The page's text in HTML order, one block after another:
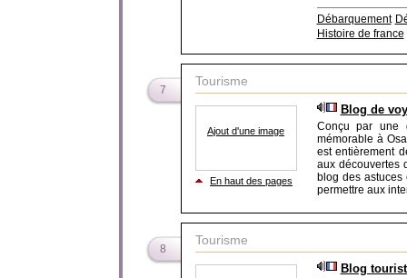
Débarquement
Histoire de france
7
Tourisme
Ajout d'une image
En haut des pages
Blog de
Conçu par une
mémorable à
est entièrement
aux découvertes
blog des
permettre aux
8
Tourisme
Blog